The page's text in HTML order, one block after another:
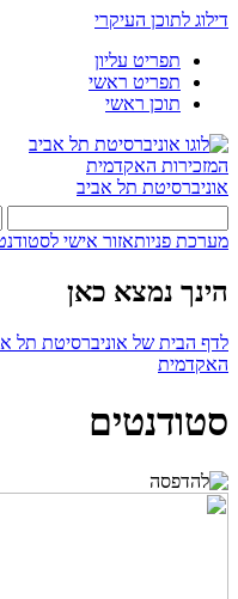
דילוג לתוכן העיקרי
תפריט עליון
תפריט ראשי
תוכן ראשי
המזכירות האקדמית
אוניברסיטת תל אביב
מערכת פניותאזור אישי
הינך נמצא כאן
לדף הבית של אוניברסיטת תל
האקדמית
סטודנטים